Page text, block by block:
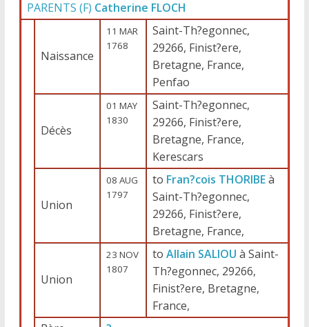
PARENTS (F) Catherine FLOCH
Naissance
11 MAR
1768
Saint-Th?egonnec,
29266, Finist?ere,
Bretagne, France,
Penfao
Décès
01 MAY
1830
Saint-Th?egonnec,
29266, Finist?ere,
Bretagne, France,
Kerescars
Union
08 AUG
1797
to Fran?cois THORIBEà
Saint-Th?egonnec,
29266, Finist?ere,
Bretagne, France,
Union
23 NOV
1807
to Allain SALIOU à Saint-
Th?egonnec, 29266,
Finist?ere, Bretagne,
France,